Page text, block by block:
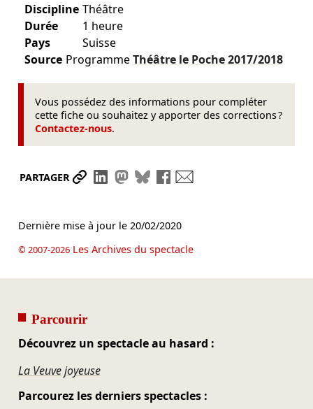
Discipline Théâtre
Durée
1 heure
Pays
Suisse
Source ProgrammeThéâtre le Poche2017/2018
Vous possédez des informations pour compléter
cette fiche ou souhaitez y apporter des corrections ?
Contactez-nous.
PARTAGER Partager le lien
Partager sur LinkedIn
Partager sur Mastodon
Partager sur Bluesky
Partager sur Facebook
Dernière mise à jour le 20/02/2020
© 2007-2026Les Archives du spectacle
Parcourir
Découvrez un spectacle au hasard :
La Veuve joyeuse
Parcourez les derniers spectacles :